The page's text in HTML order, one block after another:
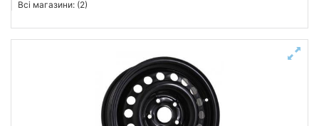
Всі магазини: (2)